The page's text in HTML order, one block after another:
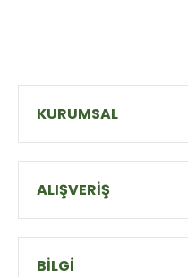
KURUMSAL
ALIŞVERİŞ
BİLGİ